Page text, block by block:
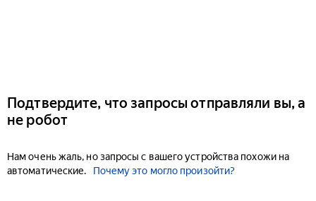
Подтвердите, что запросы отправляли вы, а
не робот
Нам очень жаль, но запросы с вашего устройства похожи на
автоматические.
Почему это могло произойти?